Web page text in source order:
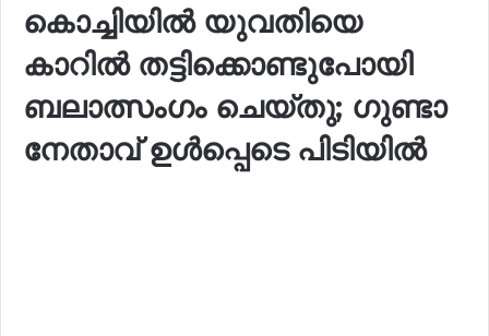
കൊച്ചിയിൽ യുവതിയെ
കാറിൽ തട്ടിക്കൊണ്ടുപോയി
ബലാത്സംഗം ചെയ്തു; ഗുണ്ടാ
നേതാവ് ഉൾപ്പെടെ പിടിയിൽ